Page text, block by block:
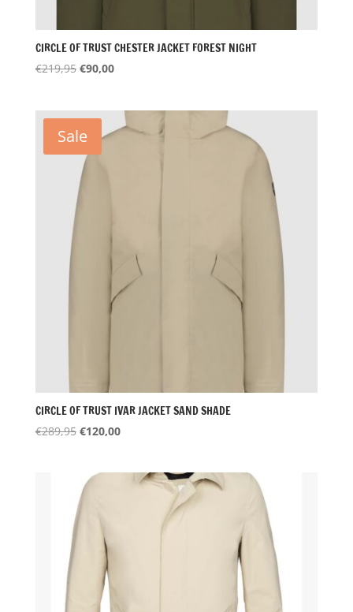
CIRCLE OF TRUST CHESTER JACKET FOREST NIGHT
€219,95 Oorspronkelijke
€219,95.
€90,00Huidige
€90,00.
Sale
CIRCLE OF TRUST IVAR JACKET SAND SHADE
€289,95 Oorspronkelijke
€289,95.
€120,00Huidige
€120,00.